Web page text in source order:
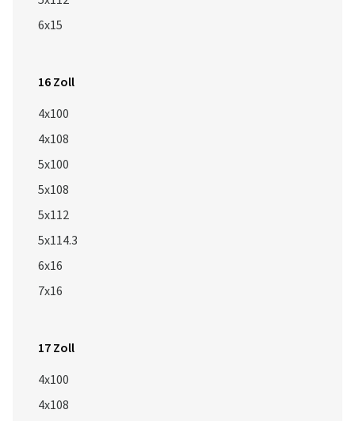
6x15
16 Zoll
4x100
4x108
5x100
5x108
5x112
5x114.3
6x16
7x16
17 Zoll
4x100
4x108